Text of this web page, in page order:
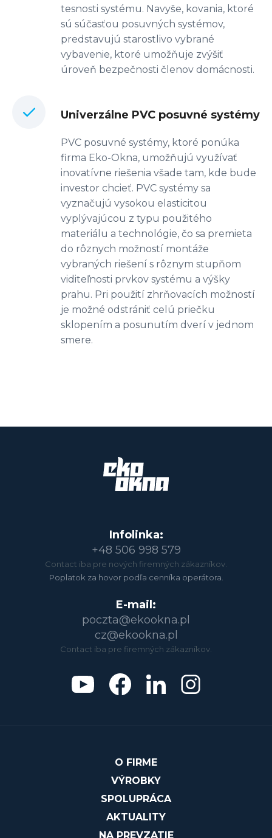
tesnosti systému. Navyše, kovania, ktoré
sú súčasťou posuvných systémov,
predstavujú starostlivo vybrané
vybavenie, ktoré umožňuje zvýšiť
úroveň bezpečnosti členov domácnosti.
Univerzálne PVC posuvné systémy
PVC posuvné systémy, ktoré ponúka
firma Eko-Okna, umožňujú využívať
inovatívne riešenia všade tam, kde bude
investor chcieť. PVC systémy sa
vyznačujú vysokou elasticitou
vyplývajúcou z typu použitého
materiálu a technológie, čo sa premieta
do rôznych možností montáže
vybraných riešení s rôznym stupňom
viditeľnosti prvkov systému a výšky
prahu. Pri použití zhrňovacích možností
je možné odstrániť celú priečku
sklopením a posunutím dverí v jednom
smere.
Infolinka:
+48 506 998 579
Contact iba pre nových firemných zákazníkov.
Poplatok za hovor podľa cenníka operátora.
E-mail:
poczta@ekookna.pl
cz@ekookna.pl
Contact iba pre firemných zákazníkov.
O FIRME
VÝROBKY
SPOLUPRÁCA
AKTUALITY
NA PREVZATIE